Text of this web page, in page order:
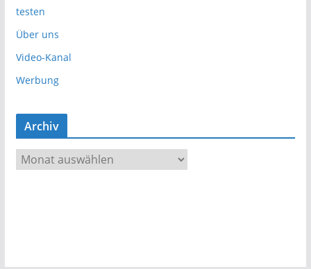
testen
Über uns
Video-Kanal
Werbung
Archiv
r